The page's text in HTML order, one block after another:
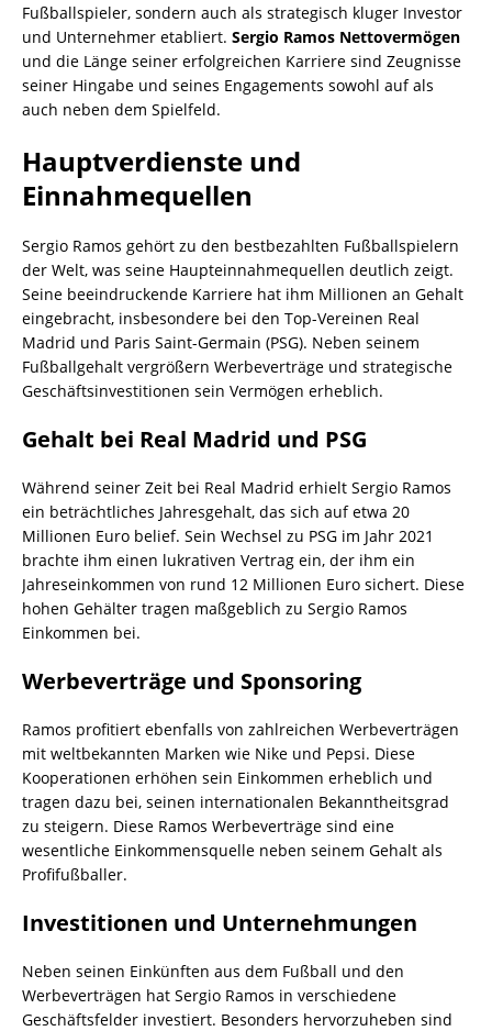
Fußballspieler, sondern auch als strategisch kluger Investor
und Unternehmer etabliert. Sergio Ramos Nettovermögen
und die Länge seiner erfolgreichen Karriere sind Zeugnisse
seiner Hingabe und seines Engagements sowohl auf als
auch neben dem Spielfeld.
Hauptverdienste und
Einnahmequellen
Sergio Ramos gehört zu den bestbezahlten Fußballspielern
der Welt, was seine Haupteinnahmequellen deutlich zeigt.
Seine beeindruckende Karriere hat ihm Millionen an Gehalt
eingebracht, insbesondere bei den Top-Vereinen Real
Madrid und Paris Saint-Germain (PSG). Neben seinem
Fußballgehalt vergrößern Werbeverträge und strategische
Geschäftsinvestitionen sein Vermögen erheblich.
Gehalt bei Real Madrid und PSG
Während seiner Zeit bei Real Madrid erhielt Sergio Ramos
ein beträchtliches Jahresgehalt, das sich auf etwa 20
Millionen Euro belief. Sein Wechsel zu PSG im Jahr 2021
brachte ihm einen lukrativen Vertrag ein, der ihm ein
Jahreseinkommen von rund 12 Millionen Euro sichert. Diese
hohen Gehälter tragen maßgeblich zu Sergio Ramos
Einkommen bei.
Werbeverträge und Sponsoring
Ramos profitiert ebenfalls von zahlreichen Werbeverträgen
mit weltbekannten Marken wie Nike und Pepsi. Diese
Kooperationen erhöhen sein Einkommen erheblich und
tragen dazu bei, seinen internationalen Bekanntheitsgrad
zu steigern. Diese Ramos Werbeverträge sind eine
wesentliche Einkommensquelle neben seinem Gehalt als
Profifußballer.
Investitionen und Unternehmungen
Neben seinen Einkünften aus dem Fußball und den
Werbeverträgen hat Sergio Ramos in verschiedene
Geschäftsfelder investiert. Besonders hervorzuheben sind